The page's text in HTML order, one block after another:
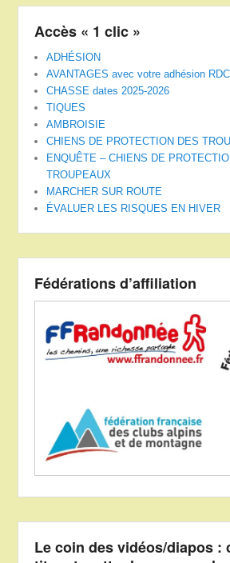
Accès « 1 clic »
ADHÉSION
AVANTAGES avec votre adhésion RDC
CHASSE dates 2025-2026
TIQUES
AMBROISIE
CHIENS DE PROTECTION DES
ENQUÊTE – CHIENS DE
TROUPEAUX
MARCHER SUR ROUTE
ÉVALUER LES RISQUES EN HIVER
Fédérations d’affiliation
Le coin des vidéos/diapos :